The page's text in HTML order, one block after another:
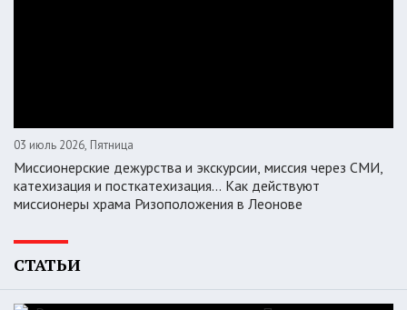
03 июль 2026, Пятница
Миссионерские дежурства и экскурсии, миссия через СМИ,
катехизация и посткатехизация… Как действуют
миссионеры храма Ризоположения в Леонове
СТАТЬИ